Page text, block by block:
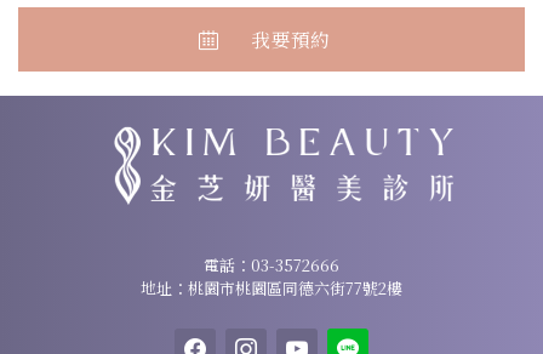
我要預約
03-3572666地址：桃園市桃園區同德六街77號2樓
電話： 03-3572666
地址：桃園市桃園區同德六街77號2樓
facebookinstagramyoutubeline